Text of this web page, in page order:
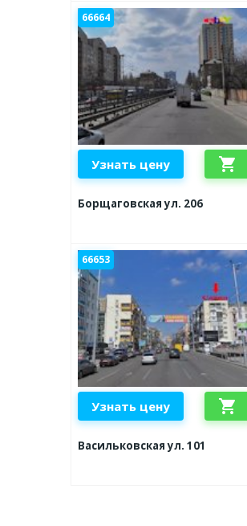
66664
Узнать цену shopping_cart
Борщаговская ул. 206
66653
Узнать цену shopping_cart
Васильковская ул. 101